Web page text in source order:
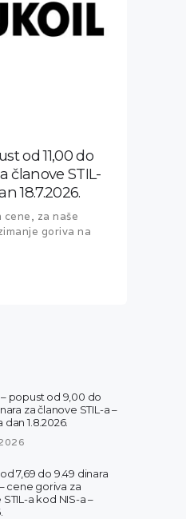
od 11,00 do
članove STIL-
18.7.2026.
cene, za naše
goriva na
– popust od 9,00 do
za članove STIL-a –
1.8.2026.
7,69 do 9.49 dinara
cene goriva za
a kod NIS-a –